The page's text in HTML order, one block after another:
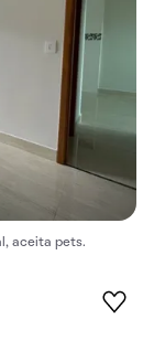
aceita pets.